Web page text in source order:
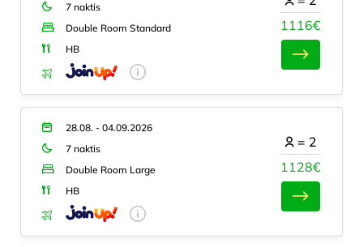
7 naktis
Double Room Standard
HB
1116€
28.08. - 04.09.2026
7 naktis
Double Room Large
HB
1128€
= 2